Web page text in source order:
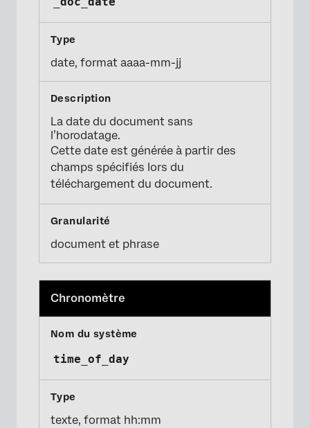
date, format aaaa-mm-jj
La date du document sans
l’horodatage.
Cette date est générée à partir des
champs spécifiés lors du
téléchargement du document.
document et phrase
Chronomètre
time_of_day
texte, format hh:mm